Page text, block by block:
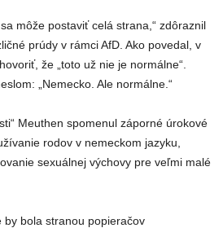
môže postaviť celá strana,“ zdôraznil
prúdy v rámci AfD. Ako povedal, v
že „toto už nie je normálne“.
„Nemecko. Ale normálne.“
Meuthen spomenul záporné úrokové
rodov v nemeckom jazyku,
sexuálnej výchovy pre veľmi malé
by bola stranou popieračov